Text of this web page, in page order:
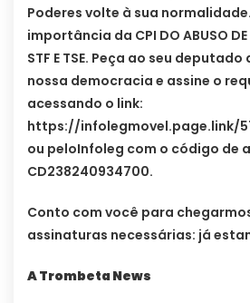
Poderes volte à sua
importância da CPI DO ABUSO DE
STF E TSE. Peça ao seu
nossa democracia e assine o
acessando o link:
https://infolegmovel.page.link/
ou peloInfoleg com o código de
CD238240934700.
Conto com você para chegarmos
assinaturas necessárias: já
A Trombeta News